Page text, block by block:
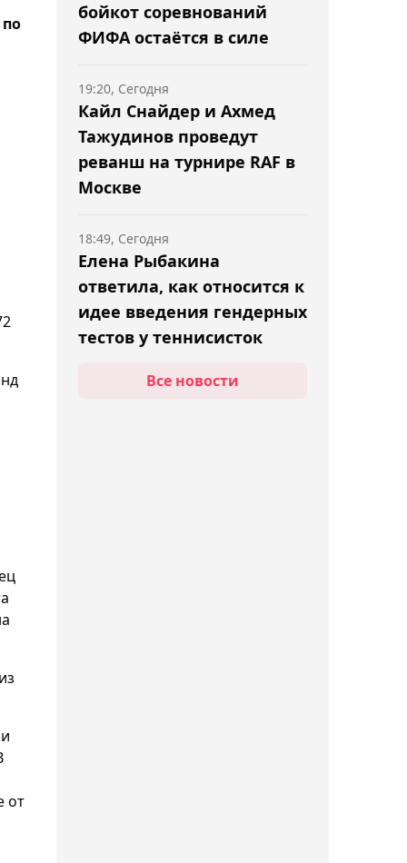
от
бойкот соревнований
ФИФА остаётся в силе
Кайл Снайдер и Ахмед
Тажудинов проведут
реванш на турнире RAF в
Москве
19:20, Сегодня
Елена Рыбакина
ответила, как относится к
идее введения гендерных
тестов у теннисисток
18:49, Сегодня
18:29, СегодняВсе новости